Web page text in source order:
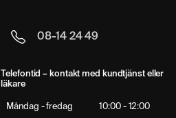
08-14 24 49
Telefontid – kontakt med kundtjänst eller
läkare
Måndag - fredag 10:00 - 12:00